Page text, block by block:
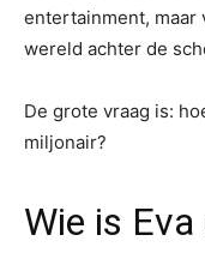
entertainment, maar
wereld achter de
De grote vraag is:
miljonair?
Wie is